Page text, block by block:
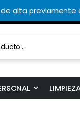
alta previamente
LIMPIEZA